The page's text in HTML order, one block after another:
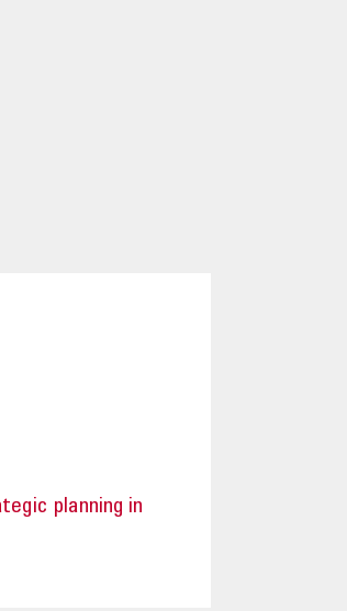
planning in